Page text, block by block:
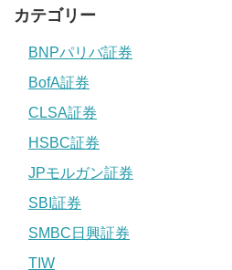
カテゴリー
BNPパリバ証券
BofA証券
CLSA証券
HSBC証券
JPモルガン証券
SBI証券
SMBC日興証券
TIW